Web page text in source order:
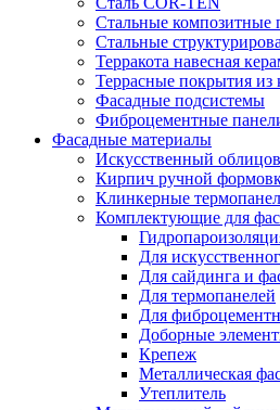
Стальные композитные
Стальные
Терракота навесная
Террасные покрытия из
Фасадные подсистемы
Фиброцементные
Фасадные материалы
Искусственный
Кирпич ручной
Клинкерные
Комплектующие для
Для
Для сайдинга и
Для термопанелей
Для
Доборные
Крепеж
Металлическая
Утеплитель